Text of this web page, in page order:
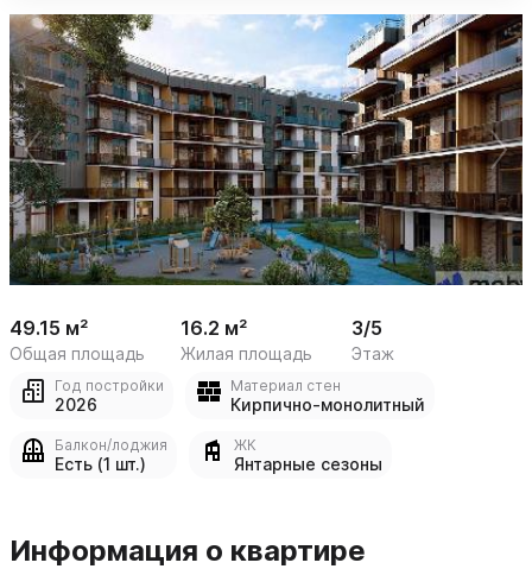
1
/
8
49.15 м²
Общая площадь
16.2 м²
Жилая площадь
3/5
Этаж
Год постройки
2026
Материал стен
Кирпично-монолитный
Балкон/лоджия
Есть (1 шт.)
ЖК
Янтарные сезоны
Информация о квартире